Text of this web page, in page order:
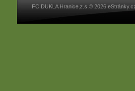
FC DUKLA Hranice,z.s.© 2026